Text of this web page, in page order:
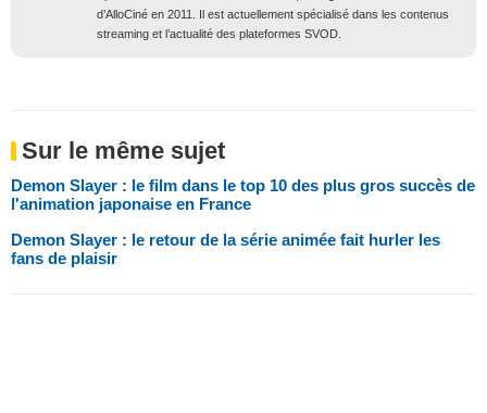
d’AlloCiné en 2011. Il est actuellement spécialisé dans les contenus
streaming et l’actualité des plateformes SVOD.
Sur le même sujet
Demon Slayer : le film dans le top 10 des plus gros succès de
l'animation japonaise en France
Demon Slayer : le retour de la série animée fait hurler les
fans de plaisir